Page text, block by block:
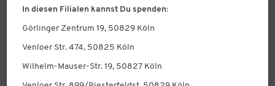
TPSK 1925 e.V. - Trainer Jürgen
Weuthen beim dritten RTL
Turmspringen in Berlin
Am 12. Januar 2024 fand das dritte RTL
In diesen Filialen kannst Du spenden:
Görlinger Zentrum 19, 50829 Köln
Venloer Str. 474, 50825 Köln
Wilhelm-Mauser-Str. 19, 50827 Köln